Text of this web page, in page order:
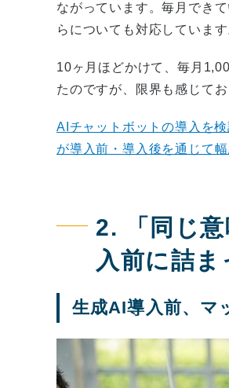
ながっています。毎月でき
らについても対応しています
10ヶ月ほどかけて、毎月
たのですが、限界も感じて
AIチャットボットの導入を
が導入前・導入後を通じて
2. 「同じ
入前に詰
生成AI導入前、マ